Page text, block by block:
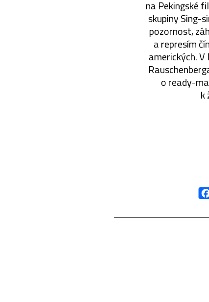
na Pekingské
skupiny Sing-
pozornost,
a represím
amerických.
o ready-
k